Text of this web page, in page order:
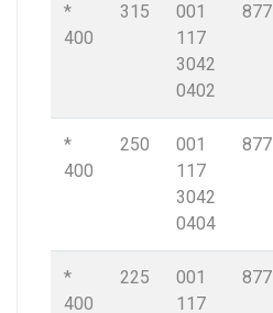
*
400
315
001
117
3042
0402
877
*
400
250
001
117
3042
0404
877
*
400
225
001
117
877